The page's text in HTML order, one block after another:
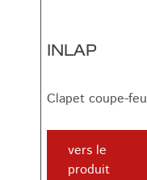
INLAP
Clapet coupe-feu
vers le
produit